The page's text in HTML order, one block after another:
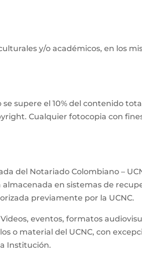
y/o académicos, en los
supere el 10% del contenido
Cualquier fotocopia con
del Notariado Colombiano –
en sistemas de
previamente por la UCNC.
eventos, formatos
o material del UCNC, con
Institución.